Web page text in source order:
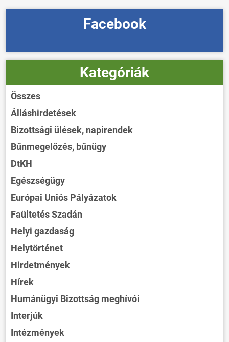
Facebook
Kategóriák
Összes
Álláshirdetések
Bizottsági ülések, napirendek
Bűnmegelőzés, bűnügy
DtKH
Egészségügy
Európai Uniós Pályázatok
Faültetés Szadán
Helyi gazdaság
Helytörténet
Hirdetmények
Hírek
Humánügyi Bizottság meghívói
Interjúk
Intézmények